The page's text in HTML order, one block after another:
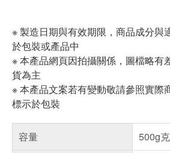
※ 製造日期與有效期限，商品成分與
於包裝或產品中
※ 本產品網頁因拍攝關係，圖檔略有
貨為主
※ 本產品文案若有變動敬請參照實際
標示於包裝
容量
500g克